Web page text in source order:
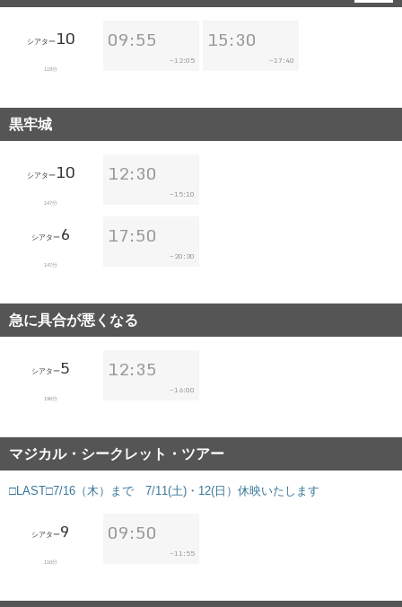
シアター10
119分
09:55
~12:05
15:30
~17:40
黒牢城
シアター10
147分
12:30
~15:10
シアター 6
147分
17:50
~ 20:30
急に具合が悪くなる
シアター5
196分
12:35
~ 16:00
マジカル・シークレット・ツアー
□LAST□7/16（木）まで 7/11(土)・12(日）休映いたします
シアター9
116分
09:50
~11:55